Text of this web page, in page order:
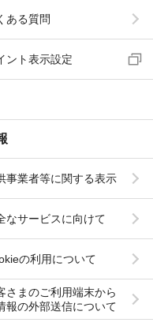
ある質問
ント表示設定
事業者等に関する表示
なサービスに向けて
の利用について
さまのご利用端末から
報の外部送信について